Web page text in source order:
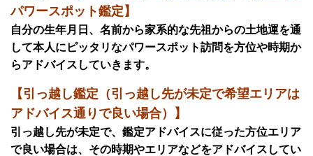
パワースポット鑑定】
自分の生年月日、名前から家系的な先祖からの土地運を通
して本人にピッタリなパワースポット訪問を方位や時期か
らアドバイスしていきます。
【引っ越し鑑定（引っ越し先が未定で希望エリアは
アドバイス通りで良い場合）】
引っ越し先が未定で、鑑定アドバイスに従った方位エリア
で良い場合は、その時期やエリアなどをアドバイスしてい